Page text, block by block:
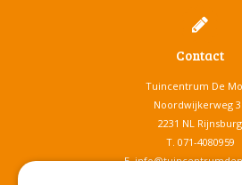
Contact
Tuincentrum De
Noordwijkerweg
2231 NL Rijnsburg
T. 071-4080959
E.